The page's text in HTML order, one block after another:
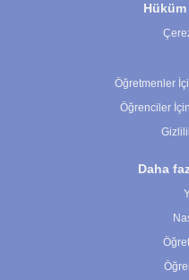
Öğretmenler
Öğrenciler
Daha